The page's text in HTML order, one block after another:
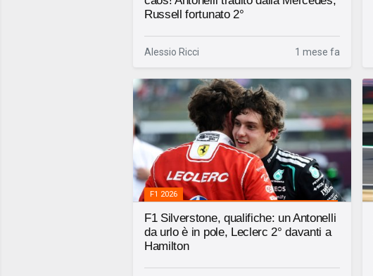
Russell fortunato 2°
Alessio Ricci 1 mese fa
F1 2026
F1 Silverstone, qualifiche: un Antonelli
da urlo è in pole, Leclerc 2° davanti a
Hamilton